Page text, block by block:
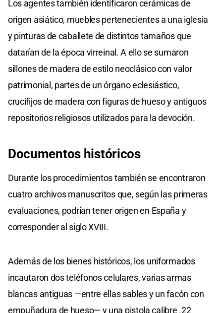
Los agentes también identificaron cerámicas de
origen asiático, muebles pertenecientes a una iglesia
y pinturas de caballete de distintos tamaños que
datarían de la época virreinal. A ello se sumaron
sillones de madera de estilo neoclásico con valor
patrimonial, partes de un órgano eclesiástico,
crucifijos de madera con figuras de hueso y antiguos
repositorios religiosos utilizados para la devoción.
Documentos históricos
Durante los procedimientos también se encontraron
cuatro archivos manuscritos que, según las primeras
evaluaciones, podrían tener origen en España y
corresponder al siglo XVIII.
Además de los bienes históricos, los uniformados
incautaron dos teléfonos celulares, varias armas
blancas antiguas —entre ellas sables y un facón con
empuñadura de hueso— y una pistola calibre .22